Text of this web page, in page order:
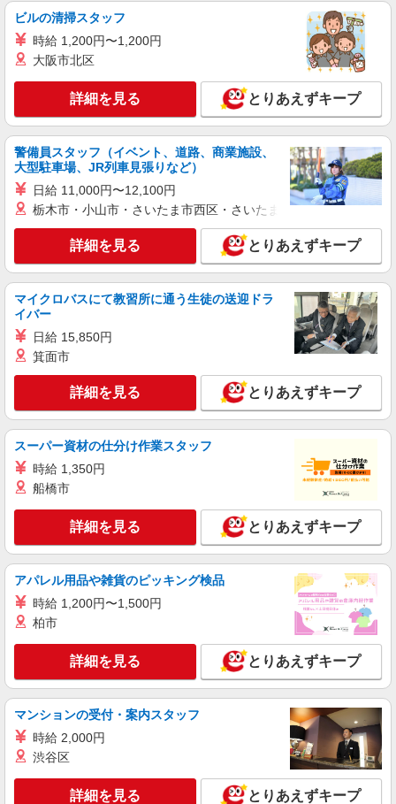
ビルの清掃スタッフ
時給 1,200円〜1,200円
大阪市北区
詳細を見る とりあえずキープ
警備員スタッフ（イベント、道路、商業施設、
大型駐車場、JR列車見張りなど）
日給 11,000円〜12,100円
栃木市・小山市・さいたま市西区・さいたま市岩槻区・久喜市・
詳細を見る とりあえずキープ
マイクロバスにて教習所に通う生徒の送迎ドラ
イバー
日給 15,850円
箕面市
詳細を見る とりあえずキープ
スーパー資材の仕分け作業スタッフ
時給 1,350円
船橋市
詳細を見る とりあえずキープ
アパレル用品や雑貨のピッキング検品
時給 1,200円〜1,500円
柏市
詳細を見る とりあえずキープ
マンションの受付・案内スタッフ
時給 2,000円
渋谷区
詳細を見る とりあえずキープ